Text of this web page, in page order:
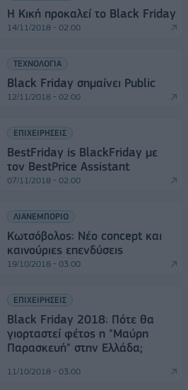
Η Κική προκαλεί το Black Friday
14/11/2018 - 02:00
ΤΕΧΝΟΛΟΓΙΑ
Black Friday σημαίνει Public
12/11/2018 - 02:00
ΕΠΙΧΕΙΡΗΣΕΙΣ
BestFriday is BlackFriday με
τον BestPrice Assistant
07/11/2018 - 02:00
ΛΙΑΝΕΜΠΟΡΙΟ
Κωτσόβολος: Nέο concept και
καινούριες επενδύσεις
19/10/2018 - 03:00
ΕΠΙΧΕΙΡΗΣΕΙΣ
Black Friday 2018: Πότε θα
γιορταστεί φέτος η "Μαύρη
Παρασκευή" στην Ελλάδα;
11/10/2018 - 03:00